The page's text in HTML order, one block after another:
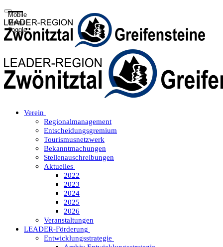
Mobile
Menu
Toggle
Verein
Regionalmanagement
Entscheidungsgremium
Tourismusnetzwerk
Bekanntmachungen
Stellenauschreibungen
Aktuelles
2022
2023
2024
2025
2026
Veranstaltungen
LEADER-Förderung
Entwicklungsstrategie